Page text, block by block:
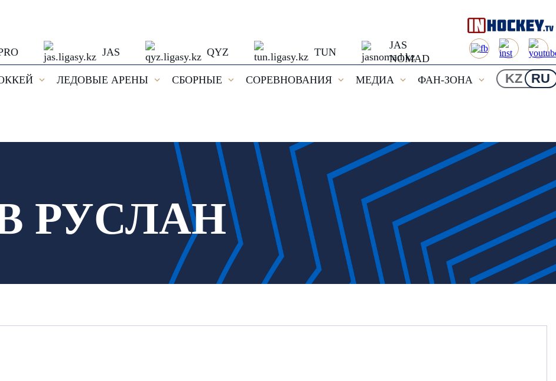
JAS QYZ TUN
JAS
NOMAD
ЛЕДОВЫЕ АРЕНЫ СБОРНЫЕ СОРЕВНОВАНИЯ МЕДИА ФАН-ЗОНА KZ RU
РУСЛАН